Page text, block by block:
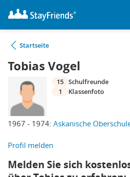
Startseite
Tobias Vogel
1967 - 1974: Askanische
15 Schulfreunde
1
Klassenfoto
Profil melden
Melden Sie sich